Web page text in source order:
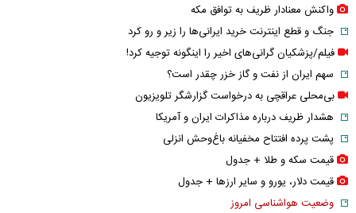
واکنش معنادار ظریف به توافق مکه
جنگ و قطع اینترنت خرید ایرانی‌ها را زیر و رو کرد
فیلم/پزشکیان گرانی‌های اخیر را اینگونه توجیه کرد!
سهم ایران از نفت و گاز خزر چقدر است؟
بی‌محلی عراقچی به درخواست گزارشگر تلویزیون
هشدار ظریف درباره مذاکرات ایران و آمریکا
پشت پرده افتتاح مخفیانه باغ‌وحش انزلی
قیمت سکه و طلا + جدول
قیمت دلار، یورو و سایر ارز‌ها + جدول
وضعیت هواشناسی امروز